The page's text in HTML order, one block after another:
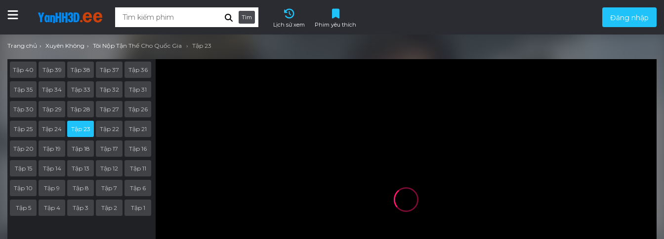
Tìm
Lịch sử xem
Phim yêu thích
Đăng nhập
Trang chủ Xuyên Không Tôi Nộp Tận Thế Cho Quốc Gia Tập 23
Tập 40 Tập 39 Tập 38 Tập 37 Tập 36
Tập 35 Tập 34 Tập 33 Tập 32 Tập 31
Tập 30 Tập 29 Tập 28 Tập 27 Tập 26
Tập 25 Tập 24 Tập 23 Tập 22 Tập 21
Tập 20 Tập 19 Tập 18 Tập 17 Tập 16
Tập 15 Tập 14 Tập 13 Tập 12 Tập 11
Tập 10 Tập 9 Tập 8 Tập 7 Tập 6
Tập 5 Tập 4 Tập 3 Tập 2 Tập 1